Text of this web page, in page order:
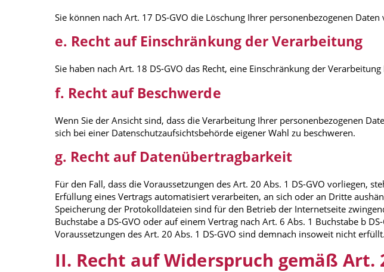
Sie können nach Art. 17 DS-GVO die Löschung Ihrer personenbezogenen Daten
e. Recht auf Einschränkung der Verarbeitung
Sie haben nach Art. 18 DS-GVO das Recht, eine Einschränkung der
f. Recht auf Beschwerde
Wenn Sie der Ansicht sind, dass die Verarbeitung Ihrer personenbezogenen
sich bei einer Datenschutzaufsichtsbehörde eigener Wahl zu beschweren.
g. Recht auf Datenübertragbarkeit
Für den Fall, dass die Voraussetzungen des Art. 20 Abs. 1 DS-GVO vorliegen,
Erfüllung eines Vertrags automatisiert verarbeiten, an sich oder an Dritte
Speicherung der Protokolldateien sind für den Betrieb der Internetseite
Buchstabe a DS-GVO oder auf einem Vertrag nach Art. 6 Abs. 1 Buchstabe b
Voraussetzungen des Art. 20 Abs. 1 DS-GVO sind demnach insoweit nicht erfüllt.
II. Recht auf Widerspruch gemäß Art.